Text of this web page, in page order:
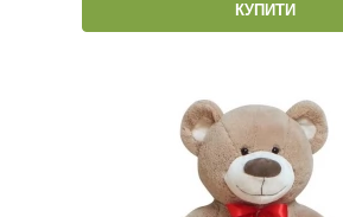
КУПИТИ